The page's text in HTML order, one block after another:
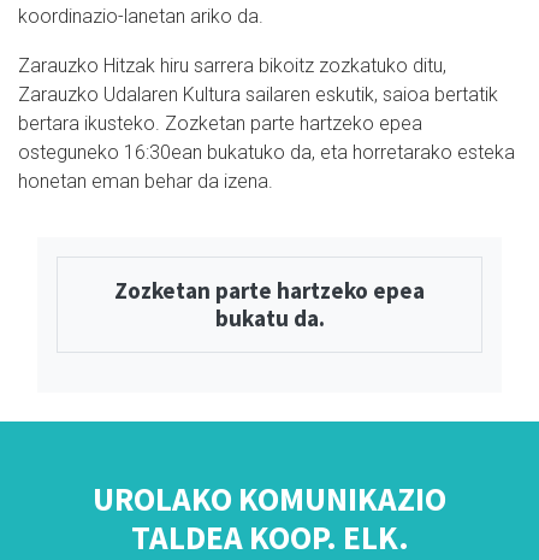
koordinazio-lanetan ariko da.
Zarauzko Hitzak hiru sarrera bikoitz zozkatuko ditu,
Zarauzko Udalaren Kultura sailaren eskutik, saioa bertatik
bertara ikusteko. Zozketan parte hartzeko epea
osteguneko 16:30ean bukatuko da, eta horretarako esteka
honetan eman behar da izena.
Zozketan parte hartzeko epea
bukatu da.
UROLAKO KOMUNIKAZIO
TALDEA KOOP. ELK.